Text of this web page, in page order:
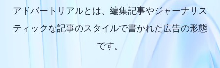
アドバートリアルとは、編集記事やジャーナリス
ティックな記事のスタイルで書かれた広告の形態
です。